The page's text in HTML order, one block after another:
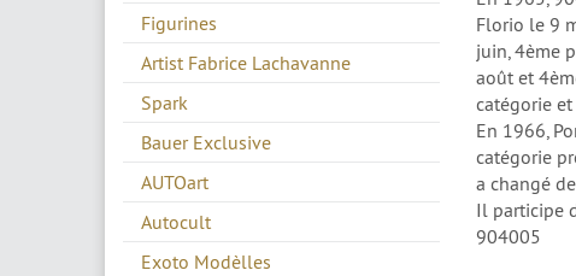
Figurines
Artist Fabrice Lachavanne
Spark
Bauer Exclusive
AUTOart
Autocult
Exoto Modèlles
Florio le 9
juin, 4ème
août et
catégorie
En 1966,
catégorie
a changé
Il participe
904005